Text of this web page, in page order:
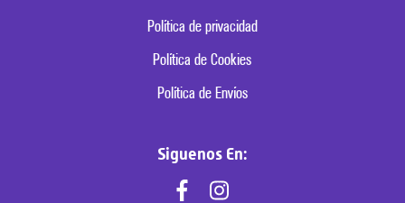
Política de privacidad
Política de Cookies
Política de Envíos
Siguenos En: